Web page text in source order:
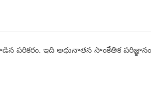
పరికరం. ఇది అధునాతన సాంకేతిక